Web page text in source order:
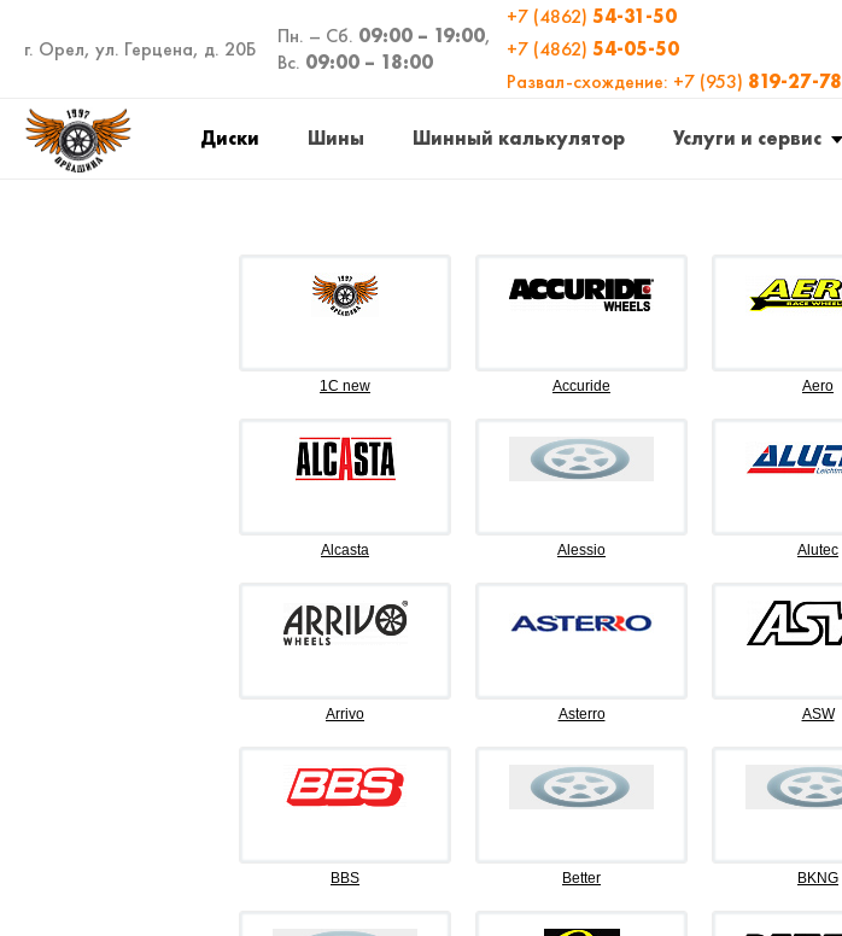
г. Орел, ул. Герцена, д. 20Б
Пн. – Сб. 09:00 – 19:00,
Вс. 09:00 – 18:00
+7 (4862) 54-31-50
+7 (4862) 54-05-50
Развал-схождение: +7 (953) 819-27-78
Диски Шины Шинный калькулятор Услуги и сервис
1C new Accuride Aero
Alcasta Alessio Alutec
Arrivo Asterro ASW
BBS Better BKNG